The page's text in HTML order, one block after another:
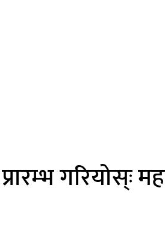
गरियोस्ः